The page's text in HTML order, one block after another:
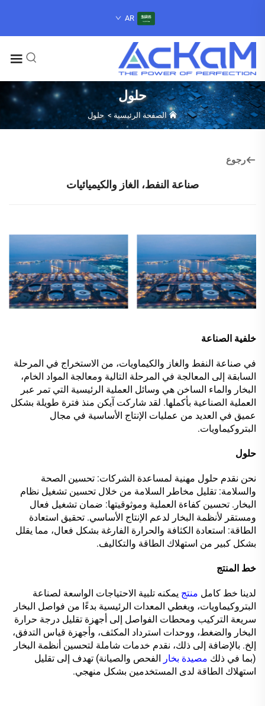
AR
حلول
الصفحة الرئيسية >حلول
رجوع
صناعة النفط، الغاز والكيميائيات
خلفية الصناعة
في صناعة النفط والغاز والكيماويات، من الاستخراج في المرحلة
السابقة إلى المعالجة في المرحلة التالية ومعالجة المواد الخام،
البخار والماء الساخن هي وسائل العملية الرئيسية التي تمر عبر
العملية الصناعية بأكملها. لقد شاركت آيكن منذ فترة طويلة بشكل
عميق في العديد من عمليات الإنتاج الأساسية في مجال
البتروكيماويات.
حلول
نحن نقدم حلول مهنية لمساعدة الشركات: تحسين الصحة
والسلامة: تقليل مخاطر السلامة من خلال تحسين تشغيل نظام
البخار. تحسين كفاءة العملية وموثوقيتها: ضمان تشغيل فعال
ومستقر لأنظمة البخار لدعم الإنتاج الأساسي. تحقيق استعادة
الطاقة: استعادة الكثافة والحرارة الفارغة بشكل فعال، مما يقلل
بشكل كبير من استهلاك الطاقة والتكاليف.
خط المنتج
لدينا خط كامل منتج يمكنه تلبية الاحتياجات الواسعة لصناعة
البتروكيماويات، ويغطي المعدات الرئيسية بدءًا من فواصل البخار
سريعة التركيب ومحطات الفواصل إلى أجهزة تقليل درجة حرارة
البخار والضغط، ووحدات استرداد المكثف، وأجهزة قياس التدفق،
إلخ. بالإضافة إلى ذلك، نقدم خدمات شاملة لتحسين أنظمة البخار
(بما في ذلك مصيدة بخار الفحص والصيانة) تهدف إلى تقليل
استهلاك الطاقة لدى المستخدمين بشكل منهجي.